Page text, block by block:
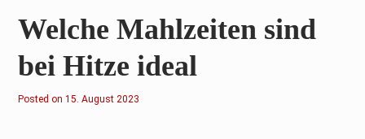
Welche Mahlzeiten sind
bei Hitze ideal
Posted on1
15. August 2023